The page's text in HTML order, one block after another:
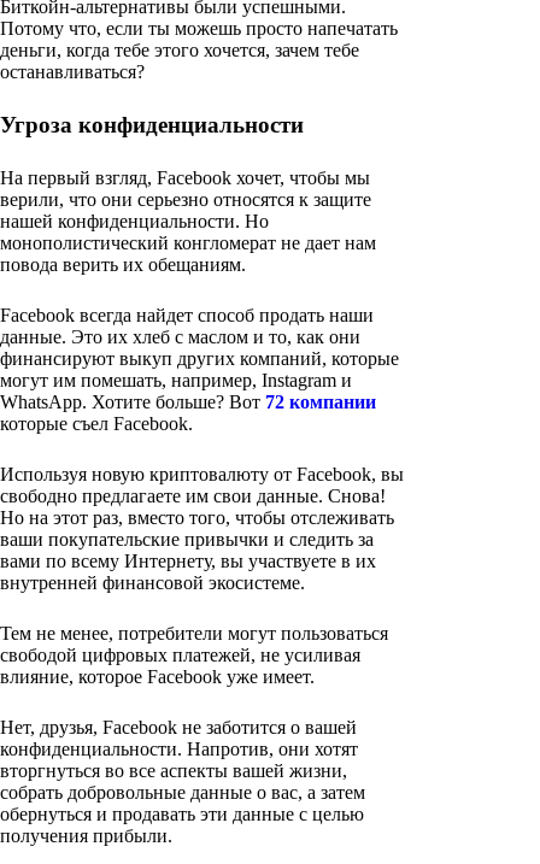
Биткойн-альтернативы были успешными.
Потому что, если ты можешь просто напечатать
деньги, когда тебе этого хочется, зачем тебе
останавливаться?
Угроза конфиденциальности
На первый взгляд, Facebook хочет, чтобы мы
верили, что они серьезно относятся к защите
нашей конфиденциальности. Но
монополистический конгломерат не дает нам
повода верить их обещаниям.
Facebook всегда найдет способ продать наши
данные. Это их хлеб с маслом и то, как они
финансируют выкуп других компаний, которые
могут им помешать, например, Instagram и
WhatsApp. Хотите больше? Вот 72 компании
которые съел Facebook.
Используя новую криптовалюту от Facebook, вы
свободно предлагаете им свои данные. Снова!
Но на этот раз, вместо того, чтобы отслеживать
ваши покупательские привычки и следить за
вами по всему Интернету, вы участвуете в их
внутренней финансовой экосистеме.
Тем не менее, потребители могут пользоваться
свободой цифровых платежей, не усиливая
влияние, которое Facebook уже имеет.
Нет, друзья, Facebook не заботится о вашей
конфиденциальности. Напротив, они хотят
вторгнуться во все аспекты вашей жизни,
собрать добровольные данные о вас, а затем
обернуться и продавать эти данные с целью
получения прибыли.